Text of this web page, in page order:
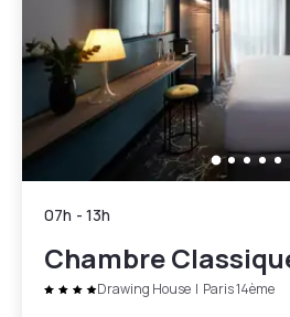
07h - 13h
Drawing House | Paris 14ème